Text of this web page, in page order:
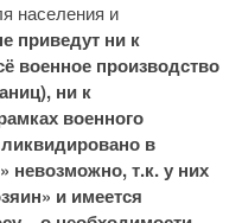
населения и
приведут ни к
военное производство
ни к
военного
в
невозможно, т.к. у них
и имеется